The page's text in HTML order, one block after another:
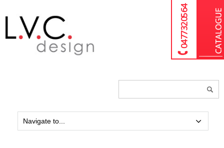
04 77 32 05 64